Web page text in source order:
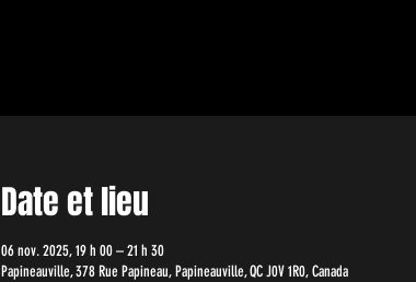
Date et lieu
06 nov. 2025, 19 h 00 – 21 h 30
Papineauville, 378 Rue Papineau, Papineauville, QC J0V 1R0, Canada